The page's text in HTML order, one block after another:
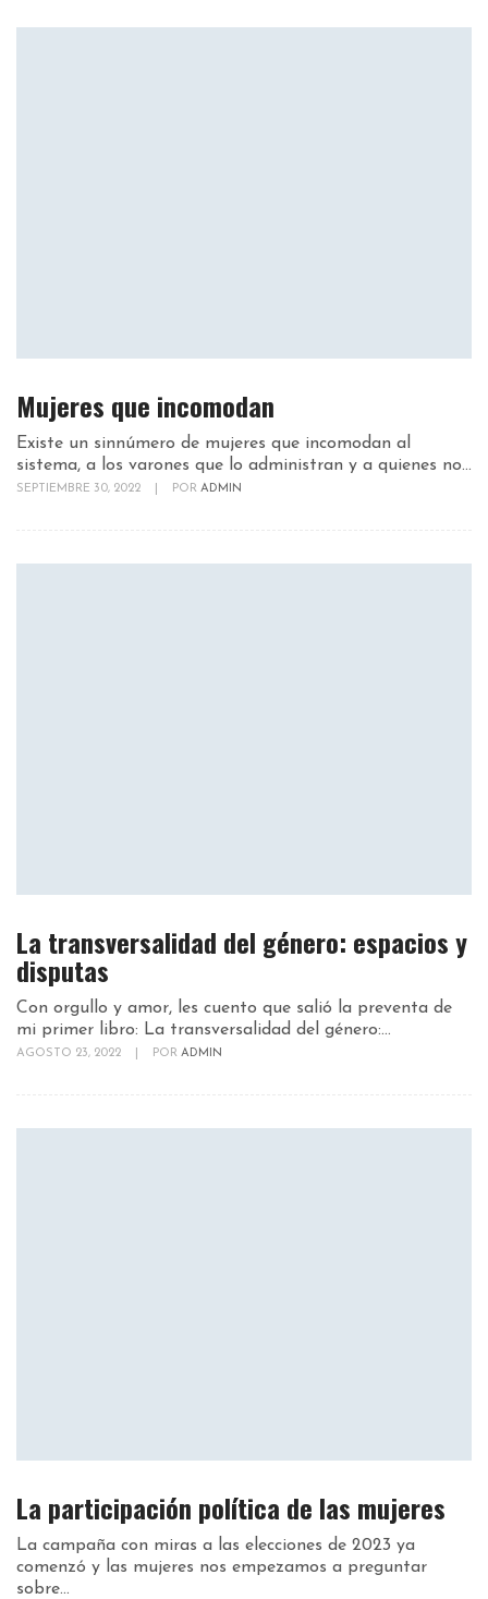
Mujeres que incomodan
Existe un sinnúmero de mujeres que incomodan al
sistema, a los varones que lo administran y a quienes no...
SEPTIEMBRE 30, 2022 POR ADMIN
La transversalidad del género: espacios y
disputas
Con orgullo y amor, les cuento que salió la preventa de
mi primer libro: La transversalidad del género:...
AGOSTO 23, 2022 POR ADMIN
La participación política de las mujeres
La campaña con miras a las elecciones de 2023 ya
comenzó y las mujeres nos empezamos a preguntar
sobre...